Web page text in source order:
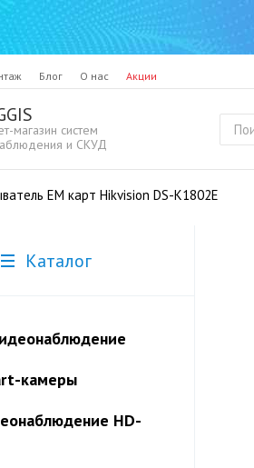
Блог О нас Акции
магазин систем
и СКУД
EM карт Hikvision DS-K1802E
Каталог
камеры
HD-